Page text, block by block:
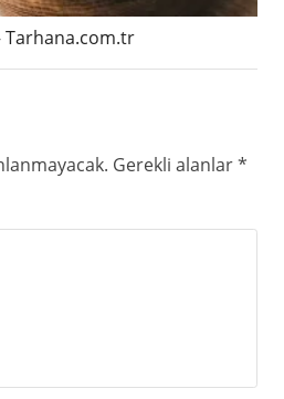
Tarhana.com.tr
Gerekli alanlar*